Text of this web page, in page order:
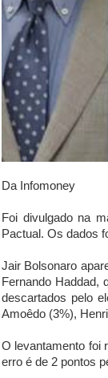
Da Infomoney
Foi divulgado na
Pactual. Os dados
Jair Bolsonaro
Fernando Haddad,
descartados pelo
Amoêdo (3%),
O levantamento foi
erro é de 2 pontos